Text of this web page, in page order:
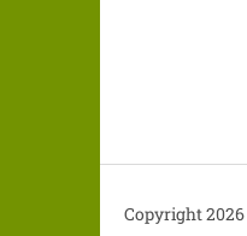
Copyright 2026